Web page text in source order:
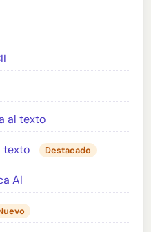
al texto
texto Destacado
AI